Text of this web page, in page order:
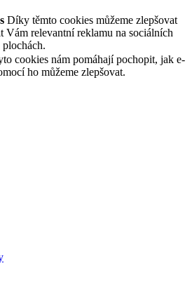
Díky těmto cookies můžeme zlepšovat
Vám relevantní reklamu na sociálních
cookies nám pomáhají pochopit, jak e-
ho můžeme zlepšovat.